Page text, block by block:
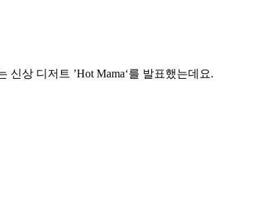
신상 디저트 ’Hot Mama‘를 발표했는데요.